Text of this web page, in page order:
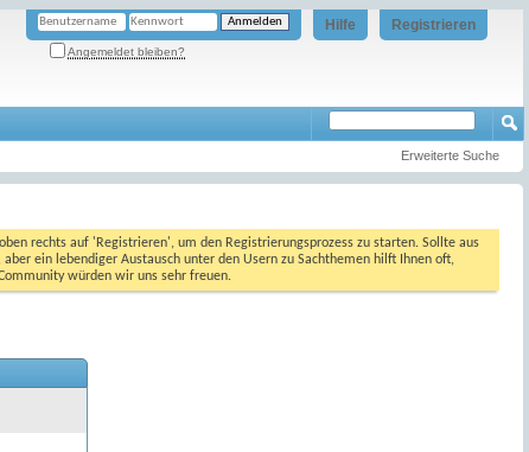
Registrieren
Hilfe
Angemeldet bleiben?
Erweiterte Suche
rechts auf 'Registrieren', um den Registrierungsprozess zu starten. Sollte aus
ein lebendiger Austausch unter den Usern zu Sachthemen hilft Ihnen oft,
würden wir uns sehr freuen.